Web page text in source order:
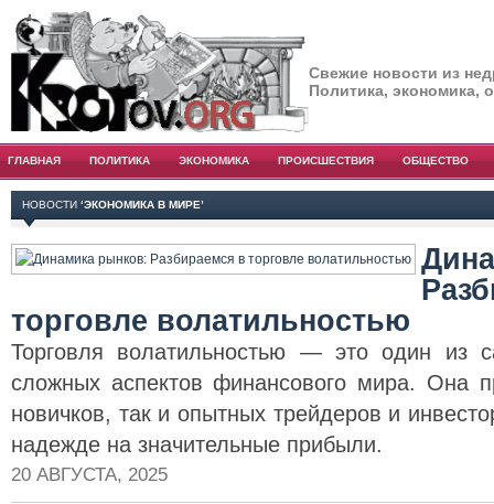
Свежие новости из
Политика, экономика,
ГЛАВНАЯ ПОЛИТИКА ЭКОНОМИКА ПРОИСШЕСТВИЯ ОБЩЕСТВО
НОВОСТИ ‘ЭКОНОМИКА В МИРЕ’
торговле волатильностью
Торговля волатильностью — это один из
сложных аспектов финансового мира. Она
новичков, так и опытных трейдеров и
надежде на значительные прибыли.
20 АВГУСТА, 2025